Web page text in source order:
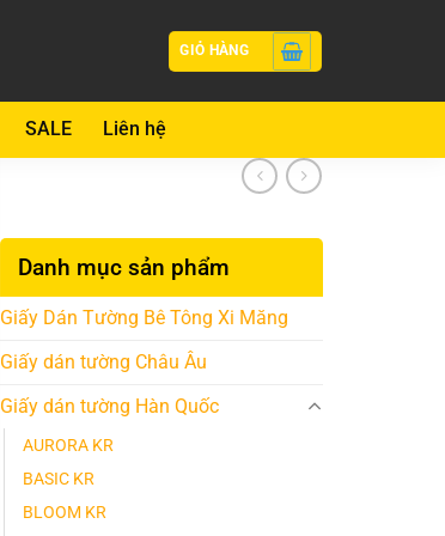
GIỎ HÀNG
SALE Liên hệ
Danh mục sản phẩm
Giấy Dán Tường Bê Tông Xi Măng
Giấy dán tường Châu Âu
Giấy dán tường Hàn Quốc
AURORA KR
BASIC KR
BLOOM KR